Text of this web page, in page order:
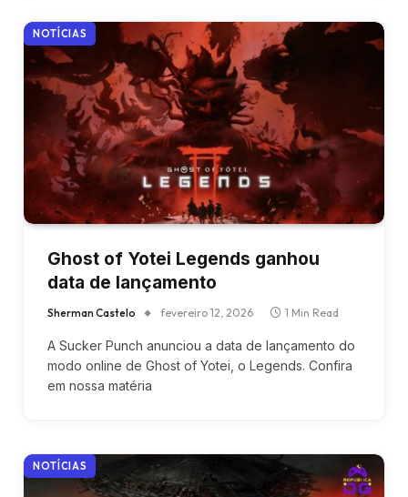
NOTÍCIAS
Ghost of Yotei Legends ganhou
data de lançamento
Sherman Castelo fevereiro 12, 2026 1 Min Read
A Sucker Punch anunciou a data de lançamento do
modo online de Ghost of Yotei, o Legends. Confira
em nossa matéria
NOTÍCIAS